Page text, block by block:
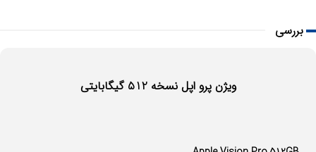
بررسی
ویژن پرو اپل نسخه 512 گیگابایتی